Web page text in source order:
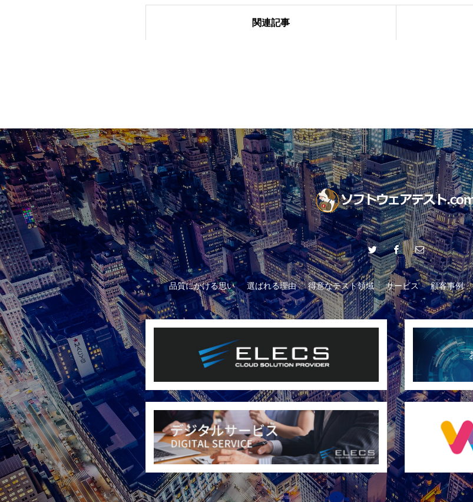
【ソフトウェアテスト入門編第4回】ソフトウェアテストにおけるV字モデ
【第4回】テスト自動化：計画から実行へ！テスト自動化の実践プロセス
関連記事
品質にかける思い 選ばれる理由 得意なテスト領域 サービス 顧客事例